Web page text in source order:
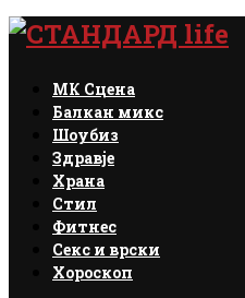
Facebook
Instagram
Email
Rss
МК Сцена
Балкан микс
Шоубиз
Здравје
Храна
Стил
Фитнес
Секс и врски
Хороскоп